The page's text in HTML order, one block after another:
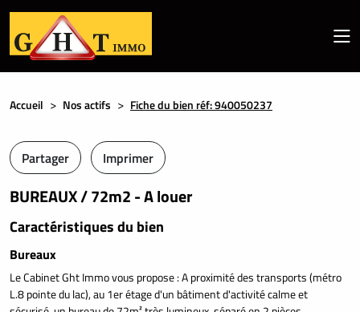
Accueil Nos actifs Fiche du bien réf: 940050237
BUREAUX / 72m2 - A louer
Caractéristiques du bien
Partager Imprimer
Bureaux
Le Cabinet Ght Immo vous propose : A proximité des transports (métro
L.8 pointe du lac), au 1er étage d'un bâtiment d'activité calme et